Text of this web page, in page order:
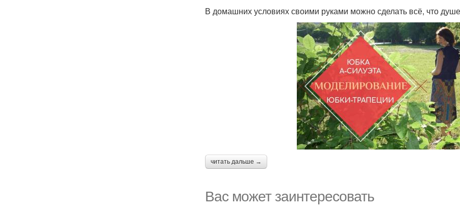
В домашних условиях своими руками можно сделать всё, что
читать дальше →
Вас может заинтересовать